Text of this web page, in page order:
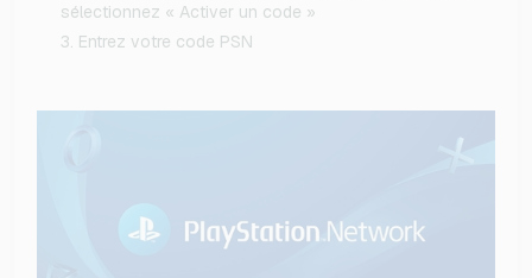
sélectionnez « Activer un code »
Entrez votre code PSN